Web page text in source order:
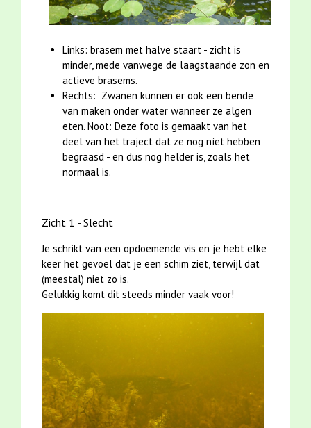
Links: brasem met halve staart - zicht is
minder, mede vanwege de laagstaande zon en
actieve brasems.
Rechts: Zwanen kunnen er ook een bende
van maken onder water wanneer ze algen
eten. Noot: Deze foto is gemaakt van het
deel van het traject dat ze nog níet hebben
begraasd - en dus nog helder is, zoals het
normaal is.
Zicht 1 - Slecht
Je schrikt van een opdoemende vis en je hebt elke
keer het gevoel dat je een schim ziet, terwijl dat
(meestal) niet zo is.
Gelukkig komt dit steeds minder vaak voor!